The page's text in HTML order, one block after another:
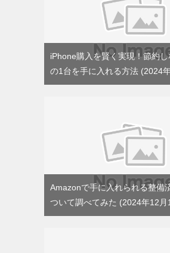
iPhone購入を賢く実現！節約
の1台を手に入れる方法
2024
Amazonで手に入れられる整備
ついて調べてみた
2024年12月